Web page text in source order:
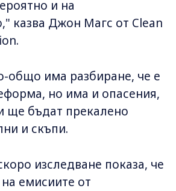
и на
казва Джон Магс от Clean
общо има разбиране, че е
но има и опасения,
ще бъдат прекалено
и скъпи.
изследване показа, че
емисиите от